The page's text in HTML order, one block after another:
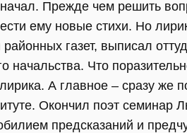
Прежде чем решить
ему новые стихи. Но
газет, выписал
начальства. Что
А главное – сразу же
Окончил поэт семинар
предсказаний и